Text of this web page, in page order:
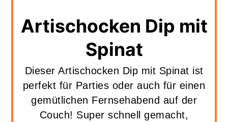
Artischocken Dip mit
Spinat
Dieser Artischocken Dip mit Spinat ist
perfekt für Parties oder auch für einen
gemütlichen Fernsehabend auf der
Couch! Super schnell gemacht,